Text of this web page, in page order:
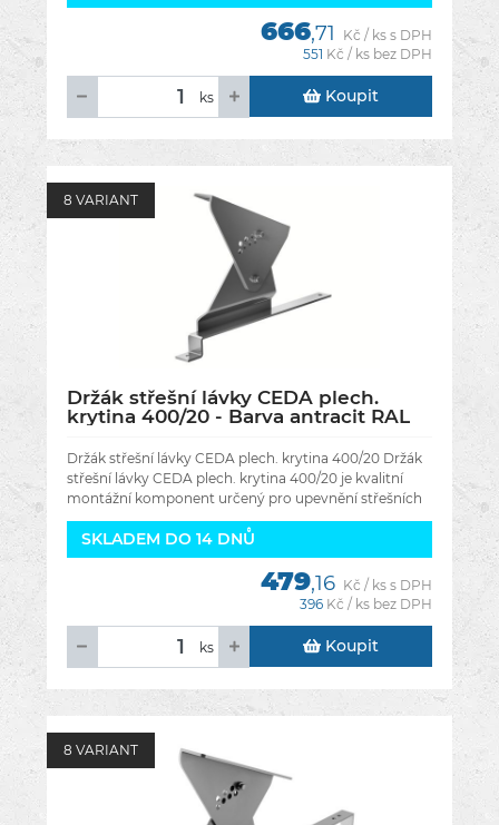
666,71
Kč / ks s DPH
551 Kč / ks bez DPH
ks Koupit
8 VARIANT
Držák střešní lávky CEDA plech.
krytina 400/20 - Barva antracit RAL
Držák střešní lávky CEDA plech. krytina 400/20 Držák
střešní lávky CEDA plech. krytina 400/20 je kvalitní
montážní komponent určený pro upevnění střešních
lávek na plechové
SKLADEM DO 14 DNŮ
479,16 Kč / ks s DPH
396 Kč / ks bez DPH
ks Koupit
8 VARIANT